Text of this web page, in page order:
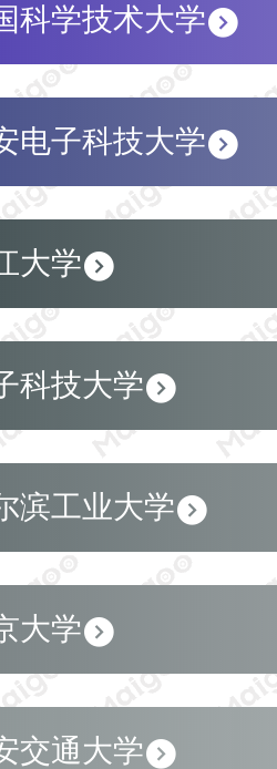
科学技术大学
电子科技大学
大学
科技大学
滨工业大学
大学
交通大学